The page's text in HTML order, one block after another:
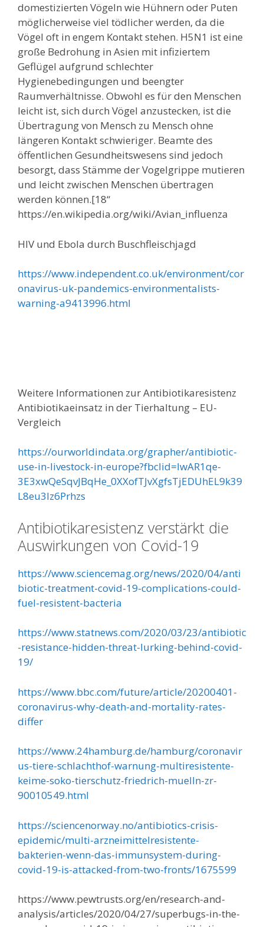
domestizierten Vögeln wie Hühnern oder Puten
möglicherweise viel tödlicher werden, da die
Vögel oft in engem Kontakt stehen. H5N1 ist eine
große Bedrohung in Asien mit infiziertem
Geflügel aufgrund schlechter
Hygienebedingungen und beengter
Raumverhältnisse. Obwohl es für den Menschen
leicht ist, sich durch Vögel anzustecken, ist die
Übertragung von Mensch zu Mensch ohne
längeren Kontakt schwieriger. Beamte des
öffentlichen Gesundheitswesens sind jedoch
besorgt, dass Stämme der Vogelgrippe mutieren
und leicht zwischen Menschen übertragen
werden können.[18“
https://en.wikipedia.org/wiki/Avian_influenza
HIV und Ebola durch Buschfleischjagd
https://www.independent.co.uk/environment/cor
onavirus-uk-pandemics-environmentalists-
warning-a9413996.html
Weitere Informationen zur Antibiotikaresistenz
Antibiotikaeinsatz in der Tierhaltung – EU-
Vergleich
https://ourworldindata.org/grapher/antibiotic-
use-in-livestock-in-europe?fbclid=IwAR1qe-
3E3xwQeSqvJBqHe_0XXofTJvXgfsTjEDUhEL9k39
L8eu3Iz6Prhzs
Antibiotikaresistenz verstärkt die
Auswirkungen von Covid-19
https://www.sciencemag.org/news/2020/04/anti
biotic-treatment-covid-19-complications-could-
fuel-resistent-bacteria
https://www.statnews.com/2020/03/23/antibiotic
-resistance-hidden-threat-lurking-behind-covid-
19/
https://www.bbc.com/future/article/20200401-
coronavirus-why-death-and-mortality-rates-
differ
https://www.24hamburg.de/hamburg/coronavir
us-tiere-schlachthof-warnung-multiresistente-
keime-soko-tierschutz-friedrich-muelln-zr-
90010549.html
https://sciencenorway.no/antibiotics-crisis-
epidemic/multi-arzneimittelresistente-
bakterien-wenn-das-immunsystem-during-
covid-19-is-attacked-from-two-fronts/1675599
https://www.pewtrusts.org/en/research-and-
analysis/articles/2020/04/27/superbugs-in-the-